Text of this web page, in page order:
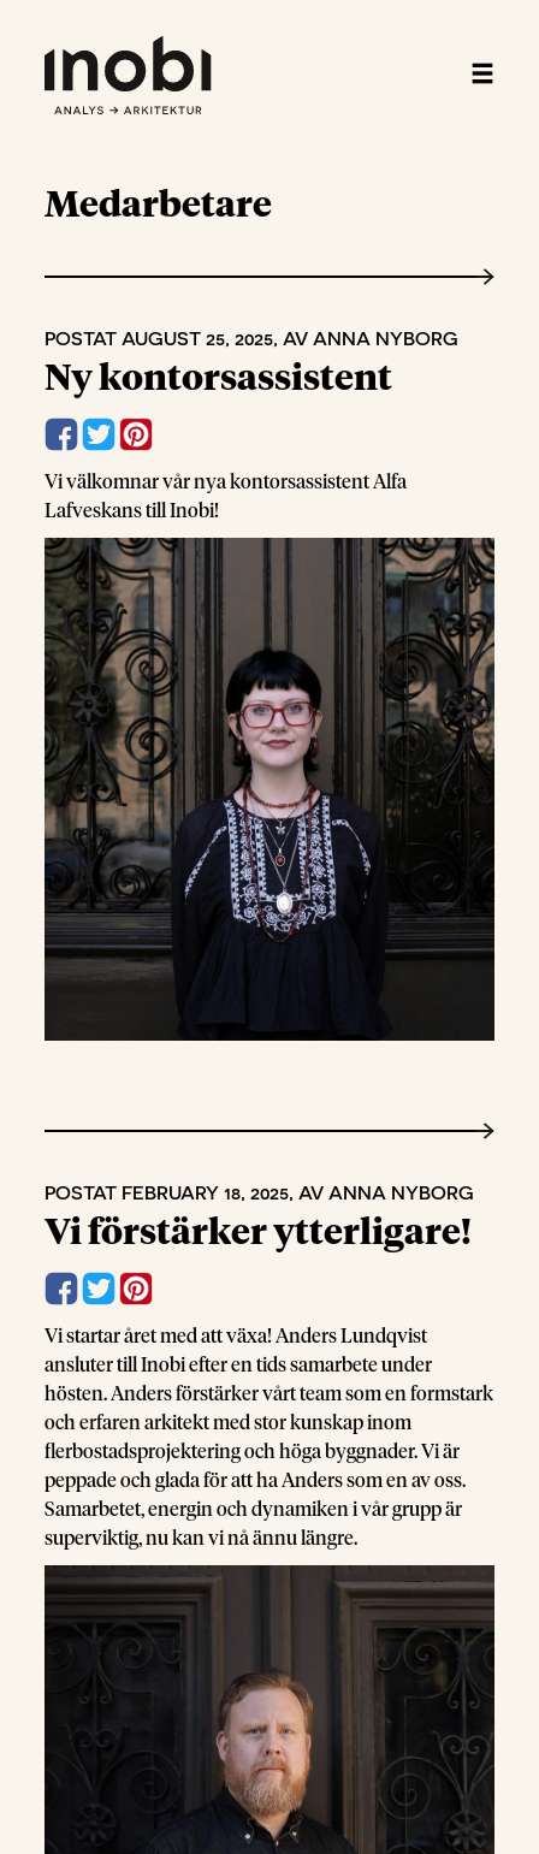
Medarbetare
POSTAT AUGUST 25, 2025, AV ANNA NYBORG
Ny kontorsassistent
Vi välkomnar vår nya kontorsassistent Alfa
Lafveskans till Inobi!
POSTAT FEBRUARY 18, 2025, AV ANNA NYBORG
Vi förstärker ytterligare!
Vi startar året med att växa! Anders Lundqvist
ansluter till Inobi efter en tids samarbete under
hösten. Anders förstärker vårt team som en formstark
och erfaren arkitekt med stor kunskap inom
flerbostadsprojektering och höga byggnader. Vi är
peppade och glada för att ha Anders som en av oss.
Samarbetet, energin och dynamiken i vår grupp är
superviktig, nu kan vi nå ännu längre.